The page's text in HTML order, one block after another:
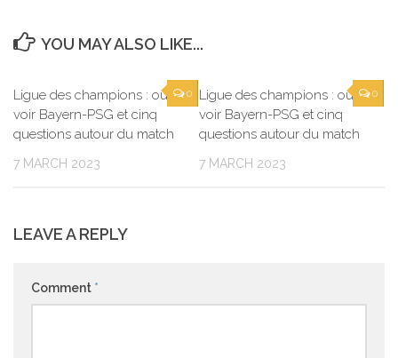
YOU MAY ALSO LIKE...
0
Ligue des champions : où
voir Bayern-PSG et cinq
questions autour du match
7 MARCH 2023
0
Ligue des champions : où
voir Bayern-PSG et cinq
questions autour du match
7 MARCH 2023
LEAVE A REPLY
Comment *